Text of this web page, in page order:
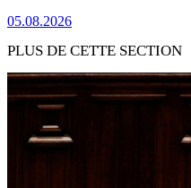
05.08.2026
PLUS DE CETTE SECTION